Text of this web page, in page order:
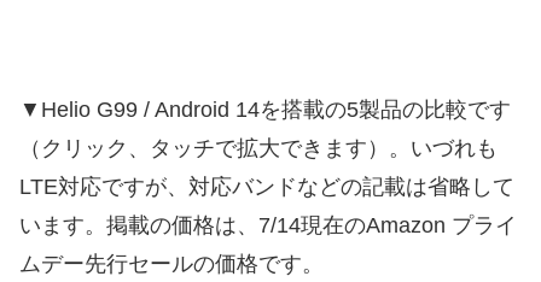
▼Helio G99 / Android 14を搭載の5製品の比較です
（クリック、タッチで拡大できます）。いづれも
LTE対応ですが、対応バンドなどの記載は省略して
います。掲載の価格は、7/14現在のAmazon プライ
ムデー先行セールの価格です。